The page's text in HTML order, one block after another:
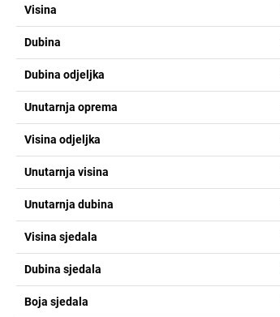
Visina
Dubina
Dubina odjeljka
Unutarnja oprema
Visina odjeljka
Unutarnja visina
Unutarnja dubina
Visina sjedala
Dubina sjedala
Boja sjedala